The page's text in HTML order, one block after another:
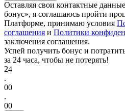
Оставляя свои контактные
бонус», я соглашаюсь пройти
Платформе, принимаю условия
соглашения и Политики
заключения соглашения.
Успей получить бонус и
за 24 часа, чтобы не потерять!
24
.
00
.
00